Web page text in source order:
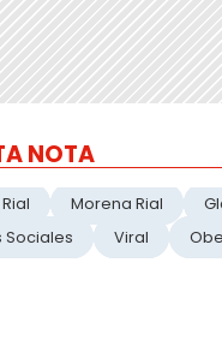
NOTA
Morena Rial
Sociales
Viral